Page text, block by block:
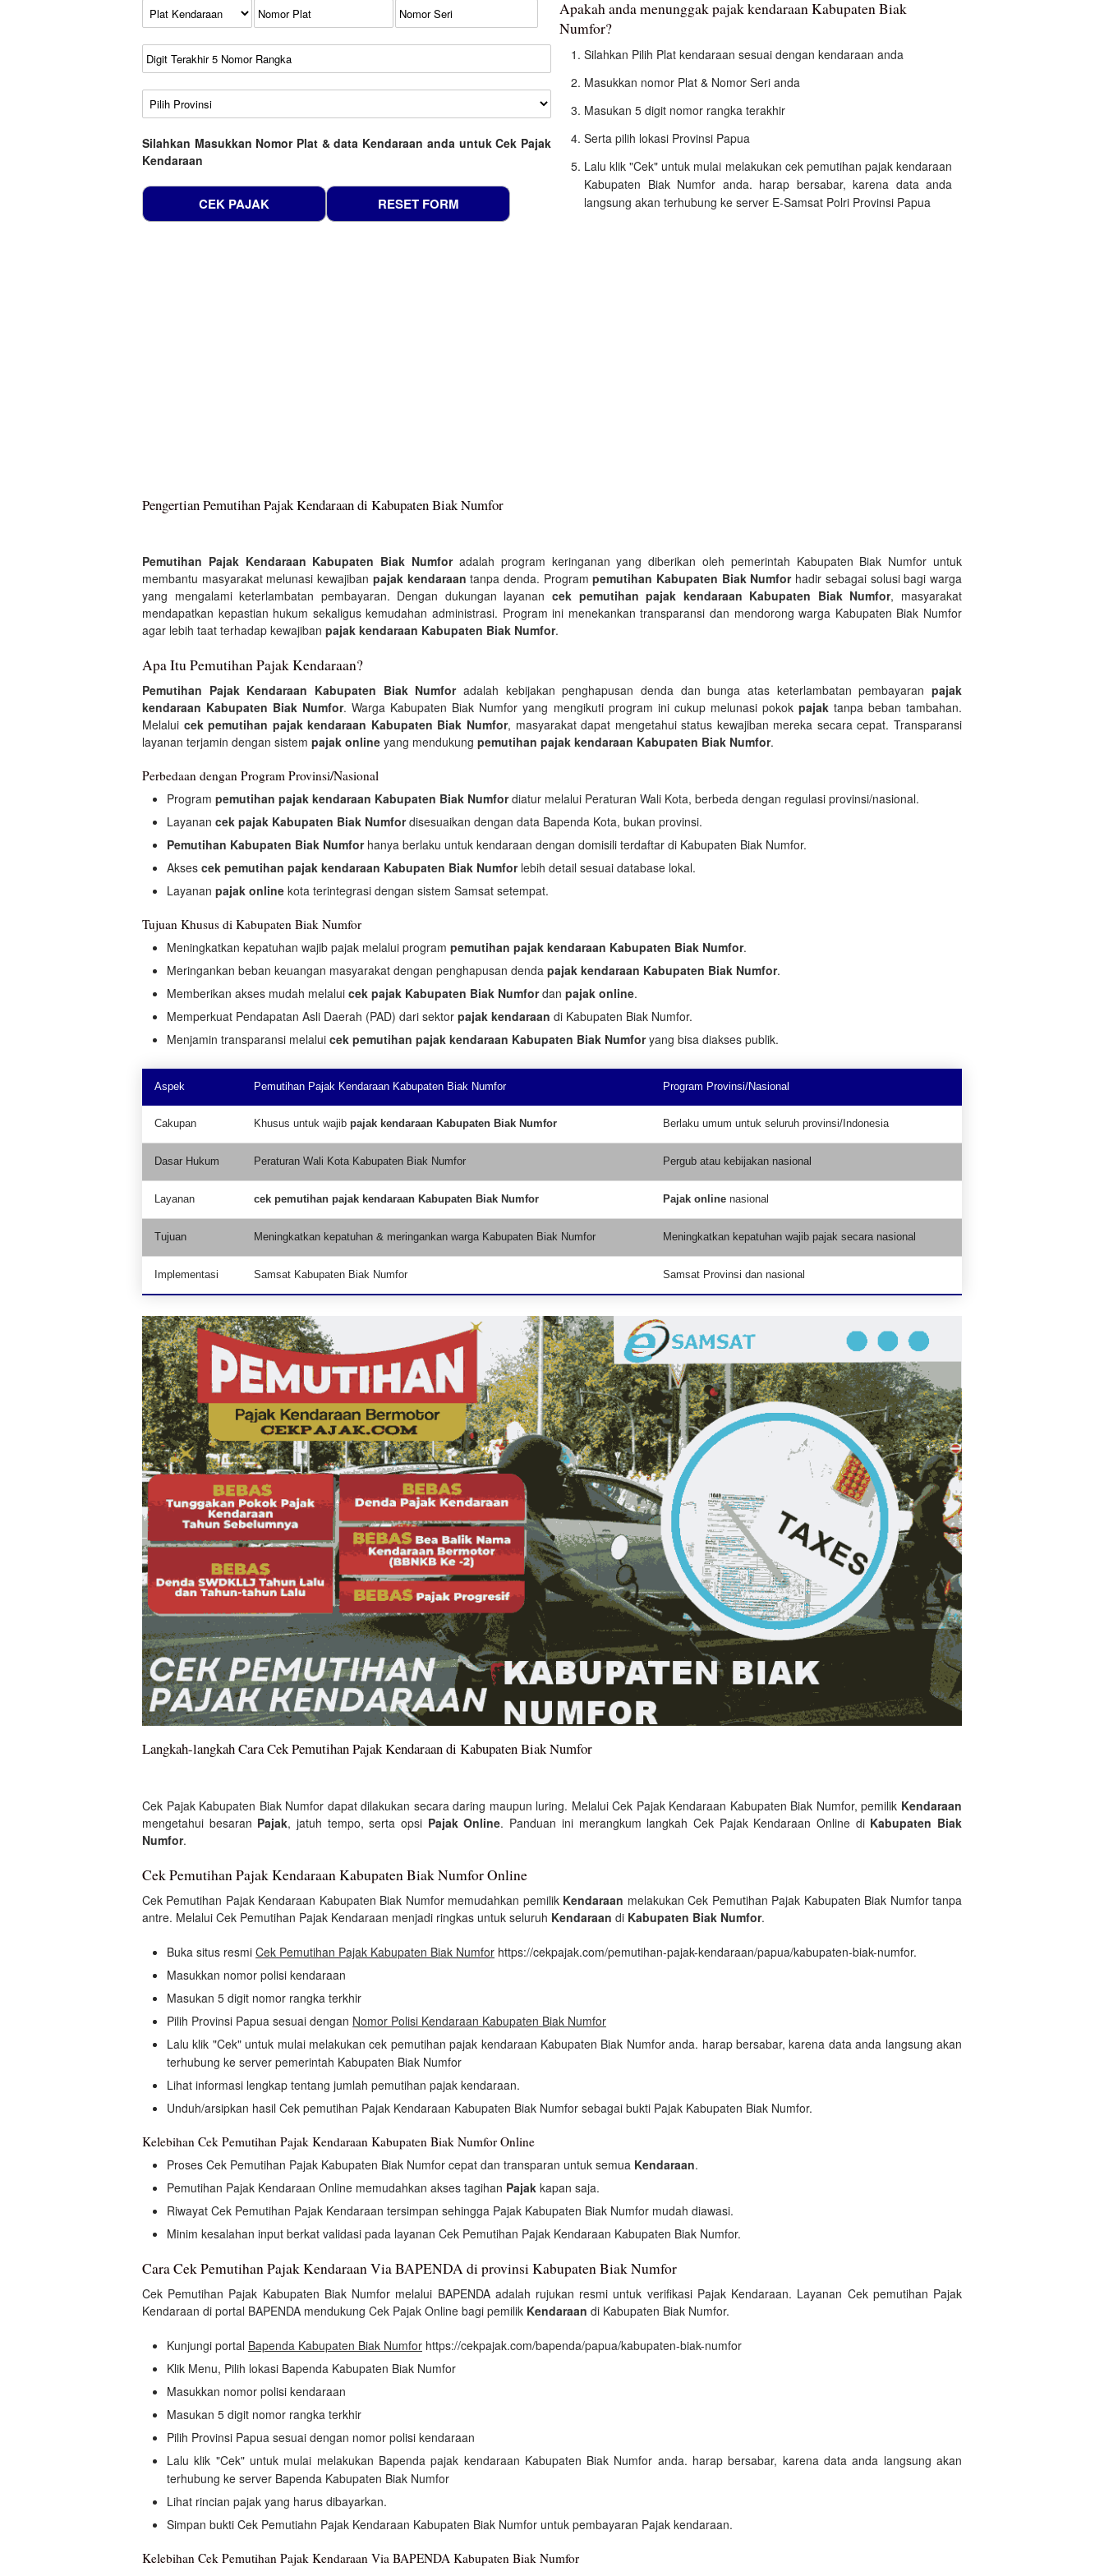
Kode Plat Kendaraan
No Plat
No Seri
No Rangka
Wilayah
Silahkan Masukkan Nomor Plat & data Kendaraan anda untuk Cek Pajak
Kendaraan
Apakah anda menunggak pajak kendaraan Kabupaten Biak
Numfor?
Silahkan Pilih Plat kendaraan sesuai dengan kendaraan anda
Masukkan nomor Plat & Nomor Seri anda
Masukan 5 digit nomor rangka terakhir
Serta pilih lokasi Provinsi Papua
Lalu klik "Cek" untuk mulai melakukan cek pemutihan pajak kendaraan
Kabupaten Biak Numfor anda. harap bersabar, karena data anda
langsung akan terhubung ke server E-Samsat Polri Provinsi Papua
Pengertian Pemutihan Pajak Kendaraan di Kabupaten Biak Numfor
Pemutihan Pajak Kendaraan Kabupaten Biak Numforadalah program keringanan yang diberikan oleh pemerintah Kabupaten Biak Numfor untuk
membantu masyarakat melunasi kewajiban pajak kendaraan tanpa denda. Programpemutihan Kabupaten Biak Numforhadir sebagai solusi bagi warga
yang mengalami keterlambatan pembayaran. Dengan dukungan layanan cek pemutihan pajak kendaraan Kabupaten Biak Numfor, masyarakat
mendapatkan kepastian hukum sekaligus kemudahan administrasi. Program ini menekankan transparansi dan mendorong warga Kabupaten Biak Numfor
agar lebih taat terhadap kewajiban pajak kendaraan Kabupaten Biak Numfor.
Apa Itu Pemutihan Pajak Kendaraan?
Pemutihan Pajak Kendaraan Kabupaten Biak Numforadalah kebijakan penghapusan denda dan bunga atas keterlambatan pembayaranpajak
kendaraan Kabupaten Biak Numfor. Warga Kabupaten Biak Numfor yang mengikuti program ini cukup melunasi pokok pajaktanpa beban tambahan.
Melalui cek pemutihan pajak kendaraan Kabupaten Biak Numfor, masyarakat dapat mengetahui status kewajiban mereka secara cepat. Transparansi
layanan terjamin dengan sistem pajak online yang mendukung pemutihan pajak kendaraan Kabupaten Biak Numfor.
Perbedaan dengan Program Provinsi/Nasional
Program pemutihan pajak kendaraan Kabupaten Biak Numfordiatur melalui Peraturan Wali Kota, berbeda dengan regulasi provinsi/nasional.
Layanan cek pajak Kabupaten Biak Numfordisesuaikan dengan data Bapenda Kota, bukan provinsi.
Pemutihan Kabupaten Biak Numforhanya berlaku untuk kendaraan dengan domisili terdaftar di Kabupaten Biak Numfor.
Akses cek pemutihan pajak kendaraan Kabupaten Biak Numforlebih detail sesuai database lokal.
Layanan pajak online kota terintegrasi dengan sistem Samsat setempat.
Tujuan Khusus di Kabupaten Biak Numfor
Meningkatkan kepatuhan wajib pajak melalui program pemutihan pajak kendaraan Kabupaten Biak Numfor.
Meringankan beban keuangan masyarakat dengan penghapusan denda pajak kendaraan Kabupaten Biak Numfor.
Memberikan akses mudah melalui cek pajak Kabupaten Biak Numfordan pajak online.
Memperkuat Pendapatan Asli Daerah (PAD) dari sektor pajak kendaraan di Kabupaten Biak Numfor.
Menjamin transparansi melalui cek pemutihan pajak kendaraan Kabupaten Biak Numforyang bisa diakses publik.
Aspek Pemutihan Pajak Kendaraan Kabupaten Biak Numfor Program Provinsi/Nasional
Cakupan Khusus untuk wajib pajak kendaraan Kabupaten Biak Numfor Berlaku umum untuk seluruh provinsi/Indonesia
Dasar Hukum Peraturan Wali Kota Kabupaten Biak Numfor Pergub atau kebijakan nasional
Layanan cek pemutihan pajak kendaraan Kabupaten Biak Numfor Pajak online nasional
Tujuan Meningkatkan kepatuhan & meringankan warga Kabupaten Biak Numfor Meningkatkan kepatuhan wajib pajak secara nasional
Implementasi Samsat Kabupaten Biak Numfor Samsat Provinsi dan nasional
Langkah-langkah Cara Cek Pemutihan Pajak Kendaraan di Kabupaten Biak Numfor
Cek Pajak Kabupaten Biak Numfor dapat dilakukan secara daring maupun luring. Melalui Cek Pajak Kendaraan Kabupaten Biak Numfor, pemilik Kendaraan
mengetahui besaran Pajak, jatuh tempo, serta opsi Pajak Online. Panduan ini merangkum langkah Cek Pajak Kendaraan Online di Kabupaten Biak
Numfor.
Cek Pemutihan Pajak Kendaraan Kabupaten Biak Numfor Online
Cek Pemutihan Pajak Kendaraan Kabupaten Biak Numfor memudahkan pemilik Kendaraan melakukan Cek Pemutihan Pajak Kabupaten Biak Numfor tanpa
antre. Melalui Cek Pemutihan Pajak Kendaraan menjadi ringkas untuk seluruh Kendaraan di Kabupaten Biak Numfor.
Buka situs resmi Cek Pemutihan Pajak Kabupaten Biak Numfor https://cekpajak.com/pemutihan-pajak-kendaraan/papua/kabupaten-biak-numfor.
Masukkan nomor polisi kendaraan
Masukan 5 digit nomor rangka terkhir
Pilih Provinsi Papua sesuai dengan Nomor Polisi Kendaraan Kabupaten Biak Numfor
Lalu klik "Cek" untuk mulai melakukan cek pemutihan pajak kendaraan Kabupaten Biak Numfor anda. harap bersabar, karena data anda langsung akan
terhubung ke server pemerintah Kabupaten Biak Numfor
Lihat informasi lengkap tentang jumlah pemutihan pajak kendaraan.
Unduh/arsipkan hasil Cek pemutihan Pajak Kendaraan Kabupaten Biak Numfor sebagai bukti Pajak Kabupaten Biak Numfor.
Kelebihan Cek Pemutihan Pajak Kendaraan Kabupaten Biak Numfor Online
Proses Cek Pemutihan Pajak Kabupaten Biak Numfor cepat dan transparan untuk semua Kendaraan.
Pemutihan Pajak Kendaraan Online memudahkan akses tagihan Pajak kapan saja.
Riwayat Cek Pemutihan Pajak Kendaraan tersimpan sehingga Pajak Kabupaten Biak Numfor mudah diawasi.
Minim kesalahan input berkat validasi pada layanan Cek Pemutihan Pajak Kendaraan Kabupaten Biak Numfor.
Cara Cek Pemutihan Pajak Kendaraan Via BAPENDA di provinsi Kabupaten Biak Numfor
Cek Pemutihan Pajak Kabupaten Biak Numfor melalui BAPENDA adalah rujukan resmi untuk verifikasi Pajak Kendaraan. Layanan Cek pemutihan Pajak
Kendaraan di portal BAPENDA mendukung Cek Pajak Online bagi pemilik Kendaraan di Kabupaten Biak Numfor.
Kunjungi portal Bapenda Kabupaten Biak Numfor https://cekpajak.com/bapenda/papua/kabupaten-biak-numfor
Klik Menu, Pilih lokasi Bapenda Kabupaten Biak Numfor
Masukkan nomor polisi kendaraan
Masukan 5 digit nomor rangka terkhir
Pilih Provinsi Papua sesuai dengan nomor polisi kendaraan
Lalu klik "Cek" untuk mulai melakukan Bapenda pajak kendaraan Kabupaten Biak Numfor anda. harap bersabar, karena data anda langsung akan
terhubung ke server Bapenda Kabupaten Biak Numfor
Lihat rincian pajak yang harus dibayarkan.
Simpan bukti Cek Pemutiahn Pajak Kendaraan Kabupaten Biak Numfor untuk pembayaran Pajak kendaraan.
Kelebihan Cek Pemutihan Pajak Kendaraan Via BAPENDA Kabupaten Biak Numfor